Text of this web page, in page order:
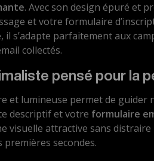
. Avec son design épuré et
et votre formulaire
s’adapte parfaitement aux
collectés.
pensé pour la
et lumineuse permet de
descriptif et votre formulaire
visuelle attractive sans
premières secondes.